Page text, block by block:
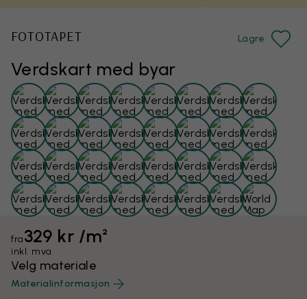
Verdskart med byar
FOTOTAPET Lagre
fra329 kr /m²
inkl. mva
Velg materiale
Materialinformasjon